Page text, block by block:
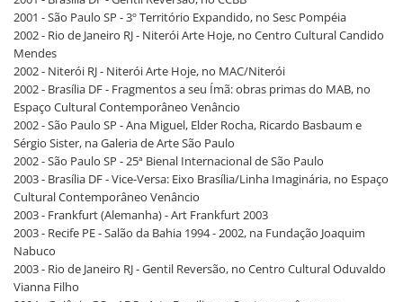
2001 - São Paulo SP - 3º Território Expandido, no Sesc Pompéia
2002 - Rio de Janeiro RJ - Niterói Arte Hoje, no Centro Cultural Candido
Mendes
2002 - Niterói RJ - Niterói Arte Hoje, no MAC/Niterói
2002 - Brasília DF - Fragmentos a seu Ímã: obras primas do MAB, no
Espaço Cultural Contemporâneo Venâncio
2002 - São Paulo SP - Ana Miguel, Elder Rocha, Ricardo Basbaum e
Sérgio Sister, na Galeria de Arte São Paulo
2002 - São Paulo SP - 25ª Bienal Internacional de São Paulo
2003 - Brasília DF - Vice-Versa: Eixo Brasília/Linha Imaginária, no Espaço
Cultural Contemporâneo Venâncio
2003 - Frankfurt (Alemanha) - Art Frankfurt 2003
2003 - Recife PE - Salão da Bahia 1994 - 2002, na Fundação Joaquim
Nabuco
2003 - Rio de Janeiro RJ - Gentil Reversão, no Centro Cultural Oduvaldo
Vianna Filho